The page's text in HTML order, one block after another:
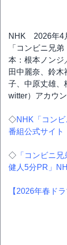
NHK 2026年4
「コンビニ兄
本：根本ノンジ
田中麗奈、鈴木
子、中原丈雄
witter）アカウ
◇NHK「コン
番組公式サイト
◇ 「コンビニ
健人5分PR」
【2026年春ドラ